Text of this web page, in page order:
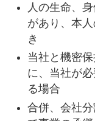
人の生命、
があり、本
き
当社と機密
に、当社が
る場合
合併、会社